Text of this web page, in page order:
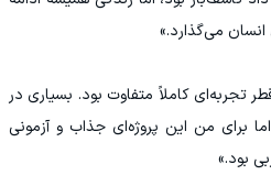
می‌گذارد.»
تجربه‌ای کاملاً متفاوت بود. بسیاری در
برای من این پروژه‌ای جذاب و آزمونی
بود.»